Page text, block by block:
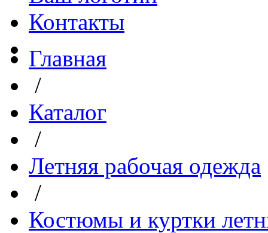
Контакты
Главная
/
Каталог
/
Летняя рабочая одежда
/
Костюмы и куртки